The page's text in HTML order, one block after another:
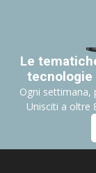
Le
tecnologie
Ogni settimana,
Unisciti a oltre